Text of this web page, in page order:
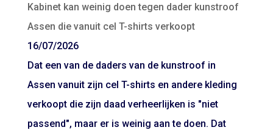
Kabinet kan weinig doen tegen dader kunstroof
Assen die vanuit cel T-shirts verkoopt
16/07/2026
Dat een van de daders van de kunstroof in
Assen vanuit zijn cel T-shirts en andere kleding
verkoopt die zijn daad verheerlijken is "niet
passend", maar er is weinig aan te doen. Dat